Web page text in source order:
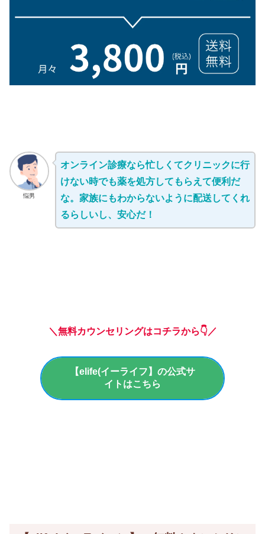
悩男
オンライン診療なら忙しくてクリニックに行
けない時でも薬を処方してもらえて便利だ
な。家族にもわからないように配送してくれ
るらしいし、安心だ！
＼無料カウンセリングはコチラから👇／
【elife(イーライフ】の公式サ
イトはこちら